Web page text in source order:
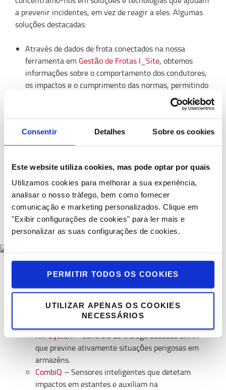
Consentir Detalhes Sobre os cookies
Este website utiliza cookies, mas pode optar por quais
Utilizamos cookies para melhorar a sua experiência,
analisar o nosso tráfego, bem como fornecer
comunicação e marketing personalizados. Clique em
"Exibir configurações de cookies" para ler mais e
personalizar as suas configurações de cookies.
PERMITIR TODOS OS COOKIES
UTILIZAR APENAS OS COOKIES
NECESSÁRIOS
a prevenir incidentes, em vez de reagir a eles. Algumas
soluções destacadas:
Através de dados de frota conectados na nossa
ferramenta em Gestão de Frotas I_Site, obtemos
informações sobre o comportamento dos condutores,
os impactos e o cumprimento das normas, permitindo
uma abordagem mais proativa à segurança no local de
Automação e veículos guiados automaticamente
(AGVs) desempenham um papel importante ao
assumirem tarefas repetitivas e de alto risco, criando
mercadorias.
Formação adequada paraoperadores de empilhadores
garante que os empilhadores são utilizados de forma
segura e eficiente, reduzindo significativamente o
risco de acidentes, lesões e danos nos equipamentos.
Logiconomi Connections para Segurança
Através doPrograma Logiconomi Connections
os desafios típicos de segurança, com o objetivo de apoiar
AX‑System- Controlo de tráfego baseado em IA
que previne ativamente situações perigosas em
armazéns.
CombiQ – Sensores inteligentes que detetam
impactos em estantes e auxiliam na